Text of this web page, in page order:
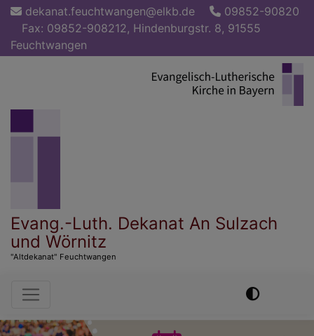
Direkt
Inhalt
dekanat.feuchtwangen@elkb.de
09852-90820
Fax: 09852-908212, Hindenburgstr. 8, 91555
Feuchtwangen
Evang.-Luth. Dekanat An Sulzach
und Wörnitz
"Altdekanat" Feuchtwangen
Hauptnavigation